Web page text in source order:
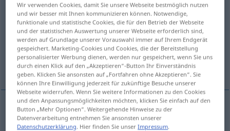
absinkenv/i < irr;s.>
Übersicht aller Übersetzungen
(Für mehr Details die Übersetzung anklicken/antippen)
couler baisser
couler absinkenSchiff etc
Wir verwenden Cookies, damit Sie unsere Webseite bestmöglich nutzen
und wir besser mit Ihnen kommunizieren können. Notwendige,
funktionale und statistische Cookies, die für den Betrieb der Webseite
und der statistischen Auswertung unserer Webseite erforderlich sind,
werden auf Grundlage unserer Vorauswahl immer auf Ihrem Endgerät
gespeichert. Marketing-Cookies und Cookies, die der Bereitstellung
personalisierter Werbung dienen, werden nur gespeichert, wenn Sie uns
durch einen Klick auf den „Akzeptieren“-Button Ihr Einverständnis
geben. Klicken Sie ansonsten auf „Fortfahren ohne Akzeptieren“. Sie
können Ihre Einwilligung jederzeit für zukünftige Besuche unserer
Webseite widerrufen. Wenn Sie weitere Informationen zu den Cookies
und den Anpassungsmöglichkeiten möchten, klicken Sie einfach auf den
Button „Mehr Optionen“. Weitergehende Hinweise zu der
Datenverarbeitung entnehmen Sie ansonsten unserer
Datenschutzerklärung. Hier finden Sie unserImpressum.